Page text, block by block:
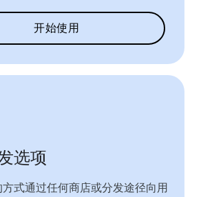
开始使用
选项
式通过任何商店或分发途径向用